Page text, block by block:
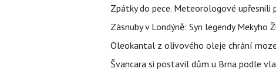
Zpátky do pece. Meteorologové upřesnili
Zásnuby v Londýně: Syn legendy Mekyho
Oleokantal z olivového oleje chrání
Švancara si postavil dům u Brna podle